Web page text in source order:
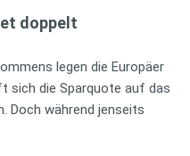
doppelt
legen die Europäer
sich die Sparquote auf das
Doch während jenseits